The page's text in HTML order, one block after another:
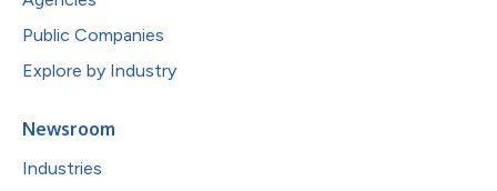
Public Companies
Explore by Industry
Newsroom
Industries